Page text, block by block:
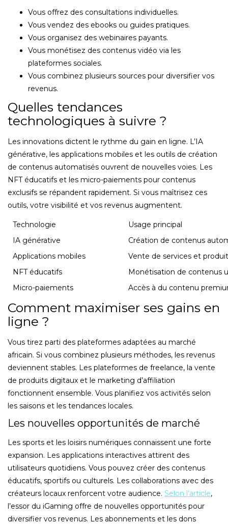
Vous offrez des consultations individuelles.
Vous vendez des ebooks ou guides pratiques.
Vous organisez des webinaires payants.
Vous monétisez des contenus vidéo via les
plateformes sociales.
Vous combinez plusieurs sources pour diversifier vos
revenus.
Quelles tendances
technologiques à suivre ?
Les innovations dictent le rythme du gain en ligne. L’IA
générative, les applications mobiles et les outils de création
de contenus automatisés ouvrent de nouvelles voies. Les
NFT éducatifs et les micro-paiements pour contenus
exclusifs se répandent rapidement. Si vous maîtrisez ces
outils, votre visibilité et vos revenus augmentent.
Technologie
Usage principal
IA générative
Création de contenus
Applications mobiles
Vente de services et
NFT éducatifs
Monétisation de contenus
Micro-paiements
Accès à du contenu
Comment maximiser ses gains en
ligne ?
Vous tirez parti des plateformes adaptées au marché
africain. Si vous combinez plusieurs méthodes, les revenus
deviennent stables. Les plateformes de freelance, la vente
de produits digitaux et le marketing d’affiliation
fonctionnent ensemble. Vous planifiez vos activités selon
les saisons et les tendances locales.
Les nouvelles opportunités de marché
Les sports et les loisirs numériques connaissent une forte
expansion. Les applications interactives attirent des
utilisateurs quotidiens. Vous pouvez créer des contenus
éducatifs, sportifs ou culturels. Les collaborations avec des
créateurs locaux renforcent votre audience. Selon l’article,
l’essor du iGaming offre de nouvelles opportunités pour
diversifier vos revenus. Les abonnements et les dons